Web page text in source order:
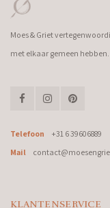
Moes & Griet
met elkaar gemeen hebben.
Telefoon
+31 6 39606889
Mail
KLANTENSERVICE